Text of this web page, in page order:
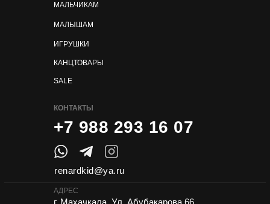
МАЛЬЧИКАМ
МАЛЫШАМ
ИГРУШКИ
КАНЦТОВАРЫ
КОНТАКТЫ
+7 988 293 16 07
renardkid@ya.ru
АДРЕС
г. Махачкала, Ул. Абубакарова 66
SALE